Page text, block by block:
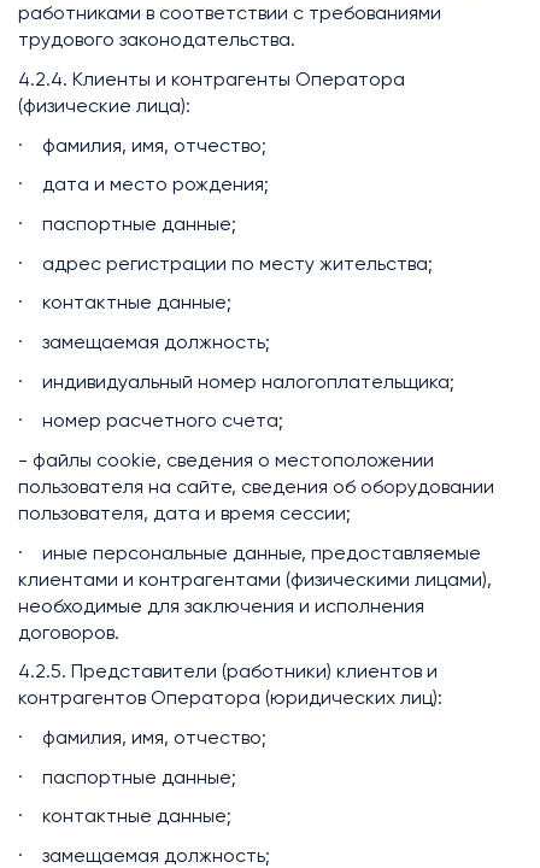
работниками в соответствии с требованиями
трудового законодательства.
4.2.4. Клиенты и контрагенты Оператора
(физические лица):
· фамилия, имя, отчество;
· дата и место рождения;
· паспортные данные;
· адрес регистрации по месту жительства;
· контактные данные;
· замещаемая должность;
· индивидуальный номер налогоплательщика;
· номер расчетного счета;
- файлы cookie, сведения о местоположении
пользователя на сайте, сведения об оборудовании
пользователя, дата и время сессии;
· иные персональные данные, предоставляемые
клиентами и контрагентами (физическими лицами),
необходимые для заключения и исполнения
договоров.
4.2.5. Представители (работники) клиентов и
контрагентов Оператора (юридических лиц):
· фамилия, имя, отчество;
· паспортные данные;
· контактные данные;
· замещаемая должность;